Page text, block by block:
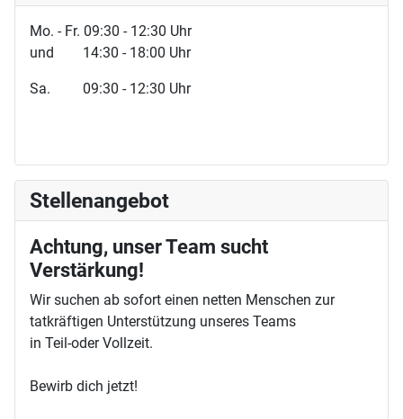
Mo. - Fr. 09:30 - 12:30 Uhr
und 14:30 - 18:00 Uhr
Sa. 09:30 - 12:30 Uhr
Stellenangebot
Achtung, unser Team sucht
Verstärkung!
Wir suchen ab sofort einen netten Menschen zur
tatkräftigen Unterstützung unseres Teams
in Teil-oder Vollzeit.
Bewirb dich jetzt!